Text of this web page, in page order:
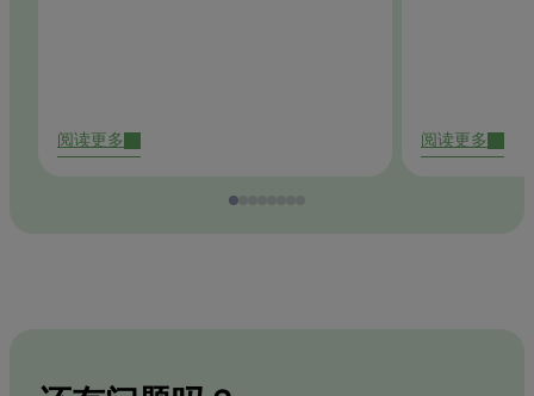
阅读更多 阅读更多